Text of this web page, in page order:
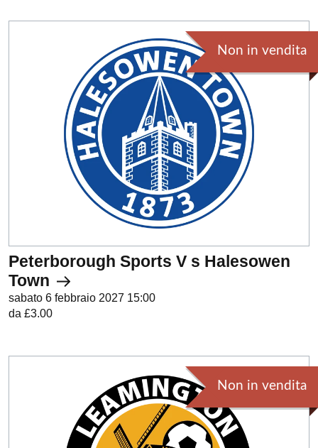
Non in vendita
Peterborough Sports V s Halesowen
Town
sabato 6 febbraio 2027 15:00
da £3.00
Non in vendita